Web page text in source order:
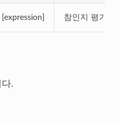
[expression] 참인지 평가할
.